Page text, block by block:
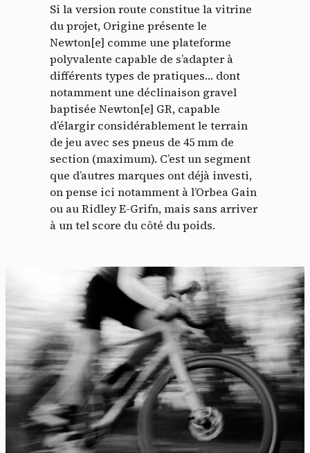
Si la version route constitue la vitrine
du projet, Origine présente le
Newton[e] comme une plateforme
polyvalente capable de s’adapter à
différents types de pratiques… dont
notamment une déclinaison gravel
baptisée Newton[e] GR, capable
d’élargir considérablement le terrain
de jeu avec ses pneus de 45 mm de
section (maximum). C’est un segment
que d’autres marques ont déjà investi,
on pense ici notamment à l’Orbea Gain
ou au Ridley E-Grifn, mais sans arriver
à un tel score du côté du poids.
Panneau de gestion des
cookies
En autorisant ces services tiers, vous acceptez le dépôt et la
lecture de cookies et l'utilisation de technologies de suivi
nécessaires à leur bon fonctionnement.
Politique de confidentialité